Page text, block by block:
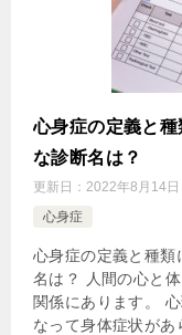
心身症の定義と
な診断名は？
更新日： 2022年8月14日
心身症
心身症の定義と種類
名は？ 人間の心と
関係にあります。
なって身体症状が